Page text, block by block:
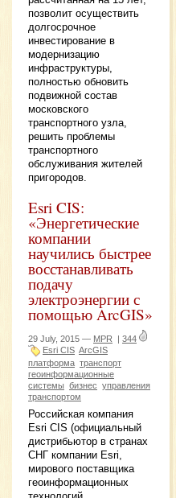
позволит осуществить
долгосрочное
инвестирование в
модернизацию
инфраструктуры,
полностью обновить
подвижной состав
московского
транспортного узла,
решить проблемы
транспортного
обслуживания жителей
пригородов.
Esri CIS:
«Энергетические
компании
научились быстрее
восстанавливать
подачу
электроэнергии с
помощью ArcGIS»
29 July, 2015 — MPR | 344
Esri CIS ArcGIS
платформа транспорт
геоинформационные
системы бизнес управления
транспортом
Российская компания
Esri CIS (официальный
дистрибьютор в странах
СНГ компании Esri,
мирового поставщика
геоинформационных